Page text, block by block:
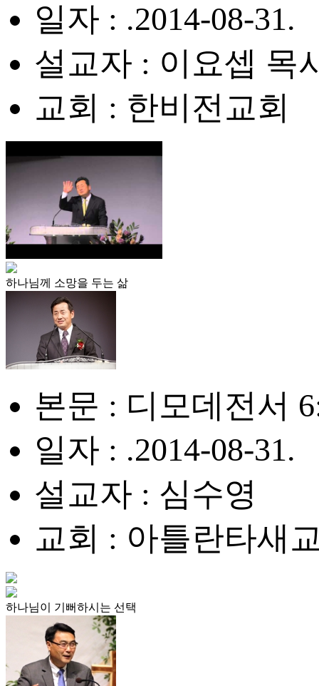
일자 : .2014-08-31.
설교자 : 이요셉 목
교회 : 한비전교회
하나님께 소망을 두는 삶
본문 : 디모데전서
일자 : .2014-08-31.
설교자 : 심수영
교회 : 아틀란타새
하나님이 기뻐하시는 선택